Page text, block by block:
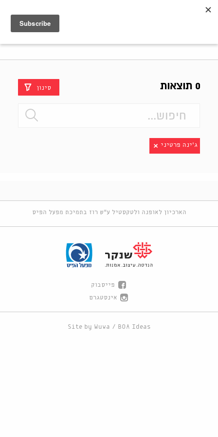
0 תוצאות סינון
ג'ינה פרטיני
הארכיון לאופנה ולטקסטיל ע"ש רוז בתמיכת מפעל הפיס
פייסבוק
אינסטגרם
Site by Wuwa / BOA Ideas